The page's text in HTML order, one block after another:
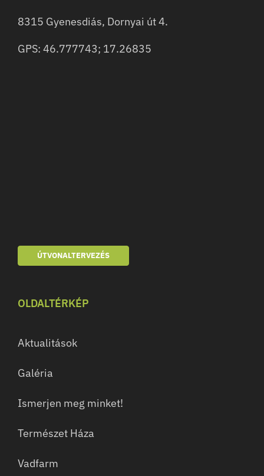
8315 Gyenesdiás, Dornyai út 4.
GPS: 46.777743; 17.26835
ÚTVONALTERVEZÉS
OLDALTÉRKÉP
Aktualitások
Galéria
Ismerjen meg minket!
Természet Háza
Vadfarm